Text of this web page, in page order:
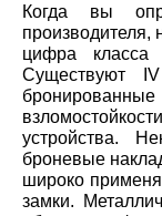
Когда вы
производителя,
цифра класса
Существуют
устройства.
броневые
широко
замки.